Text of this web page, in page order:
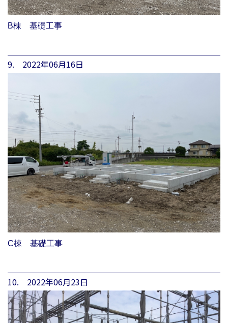
B棟 基礎工事
9. 2022年06月16日
C棟 基礎工事
10. 2022年06月23日